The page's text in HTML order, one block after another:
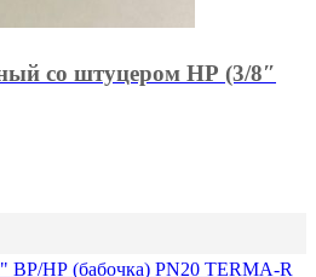
со штуцером НР (3/8″